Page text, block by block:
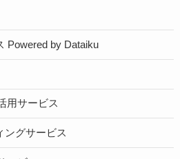
Powered by Dataiku
用サービス
ングサービス